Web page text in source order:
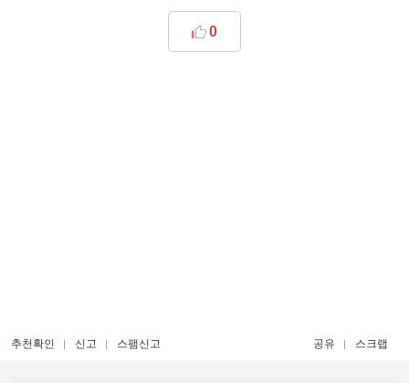
0
추천확인 신고 스팸신고 공유 스크랩